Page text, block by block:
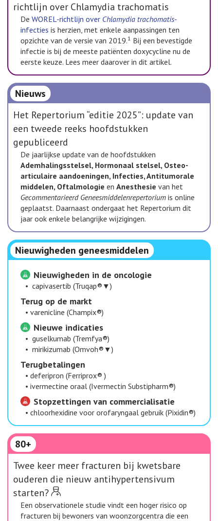
richtlijn over Chlamydia trachomatis
De WOREL-richtlijn over Chlamydia trachomatis-
infecties is herzien, met enkele aanpassingen ten
opzichte van de versie van 2019.1 Bij een bevestigde
infectie is bij de meeste patiënten doxycycline nu de
eerste keuze. Lees meer daarover in dit artikel.
Nieuws
Het Repertorium “editie 2025”: update van
een tweede reeks hoofdstukken
gepubliceerd
De jaarlijkse update van de hoofdstukken
Ademhalingsstelsel, Hormonaal stelsel, Osteo-
articulaire aandoeningen, Infecties, Antitumorale
middelen, Oftalmologie en Anesthesie van het
Gecommentarieerd Geneesmiddelenrepertorium is online
geplaatst. Daarnaast ondergaat het Repertorium dit
jaar ook enkele belangrijke wijzigingen.
Nieuwigheden geneesmiddelen
Nieuwigheden in de oncologie
• capivasertib (Truqap®▼)
​Terug op de markt
• varenicline (Champix®)
Nieuwe indicaties
• guselkumab (Tremfya®)
• mirikizumab (Omvoh®▼)
Terugbetalingen
• deferipron (Ferriprox® )
• ivermectine oraal (Ivermectin Substipharm®)
Stopzettingen van commercialisatie
• chloorhexidine voor orofaryngaal gebruik (Pixidin®)
80+
Twee keer meer fracturen bij kwetsbare
ouderen die nieuw antihypertensivum
starten?
Een observationele studie vindt een hoger risico op
fracturen bij bewoners van woonzorgcentra die een